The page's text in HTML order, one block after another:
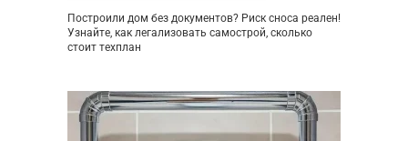
Построили дом без документов? Риск сноса реален!
Узнайте, как легализовать самострой, сколько
стоит техплан